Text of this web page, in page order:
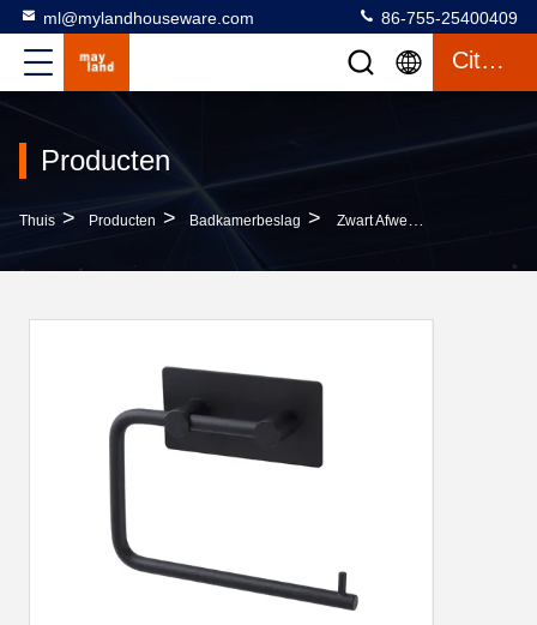
ml@mylandhouseware.com 86-755-25400409
Citaat
Producten
Thuis > Producten > Badkamerbeslag > Zwart Afwerking Vierkante Badkamer Hardware Roestvrij Staal Zwart Toiletpapier Haak